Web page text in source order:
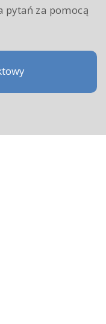
pytań za pomocą